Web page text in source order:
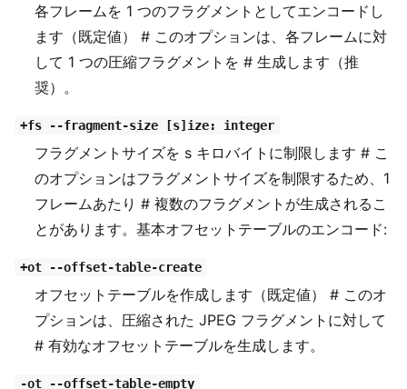
各フレームを 1 つのフラグメントとしてエンコードし
ます（既定値） # このオプションは、各フレームに対
して 1 つの圧縮フラグメントを # 生成します（推
奨）。
+fs --fragment-size [s]ize: integer
フラグメントサイズを s キロバイトに制限します # こ
のオプションはフラグメントサイズを制限するため、1
フレームあたり # 複数のフラグメントが生成されるこ
とがあります。基本オフセットテーブルのエンコード:
+ot --offset-table-create
オフセットテーブルを作成します（既定値） # このオ
プションは、圧縮された JPEG フラグメントに対して
# 有効なオフセットテーブルを生成します。
-ot --offset-table-empty